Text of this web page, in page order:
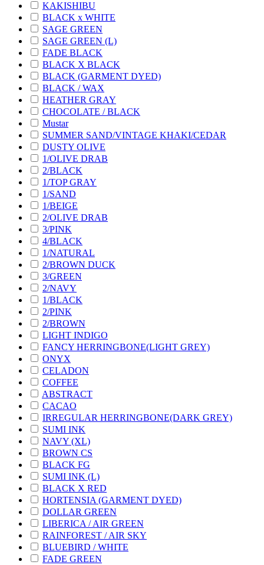
KAKISHIBU
BLACK x WHITE
SAGE GREEN
SAGE GREEN (L)
FADE BLACK
BLACK X BLACK
BLACK (GARMENT DYED)
BLACK / WAX
HEATHER GRAY
CHOCOLATE / BLACK
Mustar
SUMMER SAND/VINTAGE KHAKI/CEDAR
DUSTY OLIVE
1/OLIVE DRAB
2/BLACK
1/TOP GRAY
1/SAND
1/BEIGE
2/OLIVE DRAB
3/PINK
4/BLACK
1/NATURAL
2/BROWN DUCK
3/GREEN
2/NAVY
1/BLACK
2/PINK
2/BROWN
LIGHT INDIGO
FANCY HERRINGBONE(LIGHT GREY)
ONYX
CELADON
COFFEE
ABSTRACT
CACAO
IRREGULAR HERRINGBONE(DARK GREY)
SUMI INK
NAVY (XL)
BROWN CS
BLACK FG
SUMI INK (L)
BLACK X RED
HORTENSIA (GARMENT DYED)
DOLLAR GREEN
LIBERICA / AIR GREEN
RAINFOREST / AIR SKY
BLUEBIRD / WHITE
FADE GREEN